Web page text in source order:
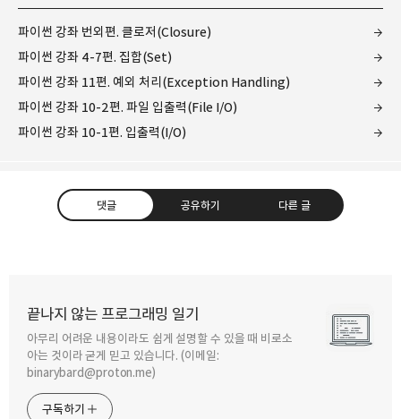
파이썬 강좌 번외편. 클로저(Closure)
파이썬 강좌 4-7편. 집합(Set)
파이썬 강좌 11편. 예외 처리(Exception Handling)
파이썬 강좌 10-2편. 파일 입출력(File I/O)
파이썬 강좌 10-1편. 입출력(I/O)
댓글 공유하기 다른 글
끝나지 않는 프로그래밍 일기
아무리 어려운 내용이라도 쉽게 설명할 수 있을 때 비로소
아는 것이라 굳게 믿고 있습니다. (이메일:
binarybard@proton.me)
구독하기
구독하기 카카오톡